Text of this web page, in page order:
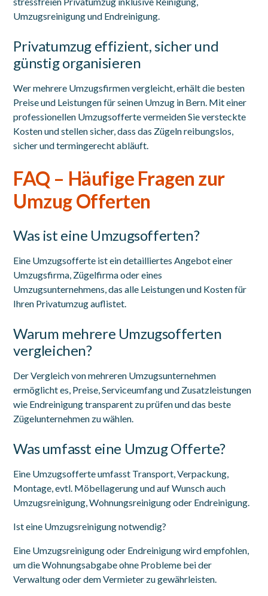
Umzugsreinigung und Endreinigung.
Privatumzug effizient, sicher und
günstig organisieren
Wer mehrere Umzugsfirmen vergleicht, erhält die besten
Preise und Leistungen für seinen Umzug in Bern. Mit einer
professionellen Umzugsofferte vermeiden Sie versteckte
Kosten und stellen sicher, dass das Zügeln reibungslos,
sicher und termingerecht abläuft.
FAQ – Häufige Fragen zur
Umzug Offerten
Was ist eine Umzugsofferten?
Eine Umzugsofferte ist ein detailliertes Angebot einer
Umzugsfirma, Zügelfirma oder eines
Umzugsunternehmens, das alle Leistungen und Kosten für
Ihren Privatumzug auflistet.
Warum mehrere Umzugsofferten
vergleichen?
Der Vergleich von mehreren Umzugsunternehmen
ermöglicht es, Preise, Serviceumfang und Zusatzleistungen
wie Endreinigung transparent zu prüfen und das beste
Zügelunternehmen zu wählen.
Was umfasst eine Umzug Offerte?
Eine Umzugsofferte umfasst Transport, Verpackung,
Montage, evtl. Möbellagerung und auf Wunsch auch
Umzugsreinigung, Wohnungsreinigung oder Endreinigung.
Ist eine Umzugsreinigung notwendig?
Eine Umzugsreinigung oder Endreinigung wird empfohlen,
um die Wohnungsabgabe ohne Probleme bei der
Verwaltung oder dem Vermieter zu gewährleisten.